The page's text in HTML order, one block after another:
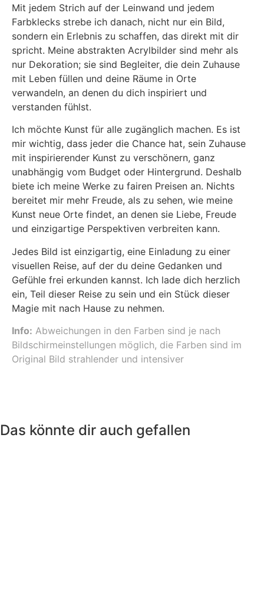
Mit jedem Strich auf der Leinwand und jedem
Farbklecks strebe ich danach, nicht nur ein Bild,
sondern ein Erlebnis zu schaffen, das direkt mit dir
spricht. Meine abstrakten Acrylbilder sind mehr als
nur Dekoration; sie sind Begleiter, die dein Zuhause
mit Leben füllen und deine Räume in Orte
verwandeln, an denen du dich inspiriert und
verstanden fühlst.
Ich möchte Kunst für alle zugänglich machen. Es ist
mir wichtig, dass jeder die Chance hat, sein Zuhause
mit inspirierender Kunst zu verschönern, ganz
unabhängig vom Budget oder Hintergrund. Deshalb
biete ich meine Werke zu fairen Preisen an. Nichts
bereitet mir mehr Freude, als zu sehen, wie meine
Kunst neue Orte findet, an denen sie Liebe, Freude
und einzigartige Perspektiven verbreiten kann.
Jedes Bild ist einzigartig, eine Einladung zu einer
visuellen Reise, auf der du deine Gedanken und
Gefühle frei erkunden kannst. Ich lade dich herzlich
ein, Teil dieser Reise zu sein und ein Stück dieser
Magie mit nach Hause zu nehmen.
Info: Abweichungen in den Farben sind je nach
Bildschirmeinstellungen möglich, die Farben sind im
Original Bild strahlender und intensiver
Das könnte dir auch gefallen